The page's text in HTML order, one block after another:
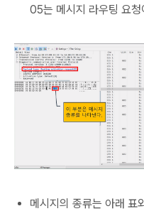
05는 메시지 라우팅 요청
메시지의 종류는 아래 표